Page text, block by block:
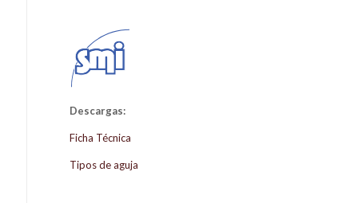
Descargas:
Ficha Técnica
Tipos de aguja